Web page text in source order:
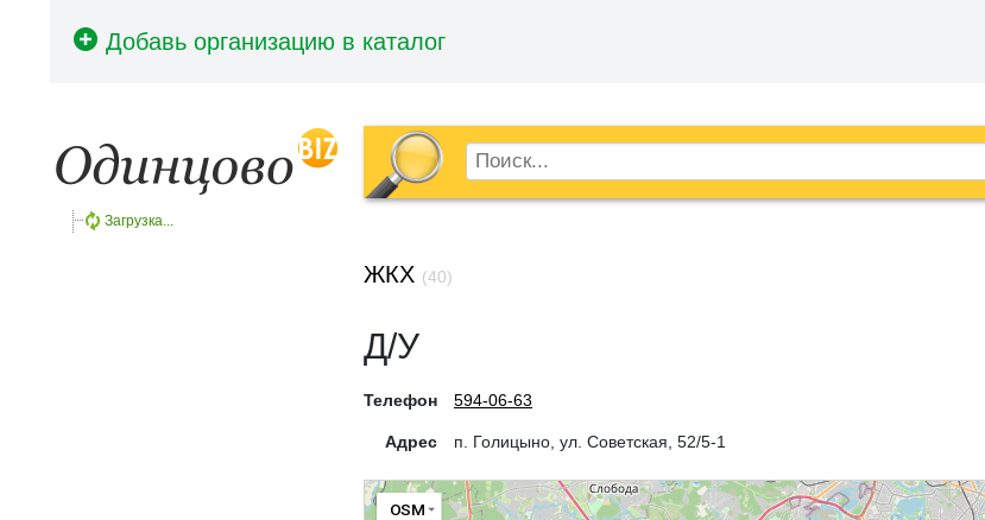
Загрузка...
ЖКХ (40)
Д/У
Телефон 594-06-63
Адрес п. Голицыно, ул. Советская, 52/5-1
OSM